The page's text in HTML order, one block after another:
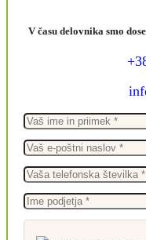
V času delovnika smo